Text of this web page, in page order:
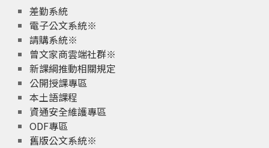
差勤系統
電子公文系統※
請購系統※
曾文家商雲端社群※
新課綱推動相關規定
公開授課專區
本土語課程
資通安全維護專區
ODF專區
舊版公文系統※